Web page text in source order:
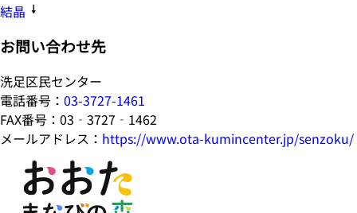
結晶
お問い合わせ先
洗足区民センター
電話番号： 03-3727-1461
FAX番号：03‐3727‐1462
メールアドレス： https://www.ota-kumincenter.jp/senzoku/